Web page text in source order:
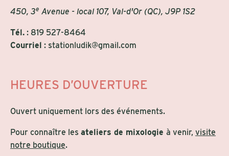
450, 3e Avenue - local 107, Val-d'Or (QC), J9P 1S2
Tél. : 819 527-8464
Courriel : stationludik@gmail.com
HEURES D’OUVERTURE
Ouvert uniquement lors des événements.
Pour connaître les ateliers de mixologie à venir, visite
notre boutique.